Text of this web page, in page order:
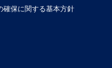
確保に関する基本方針